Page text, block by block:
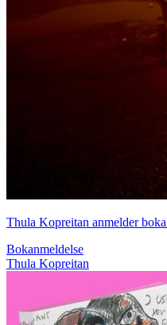
Thula Kopreitan anmelder
Bokanmeldelse
Thula Kopreitan